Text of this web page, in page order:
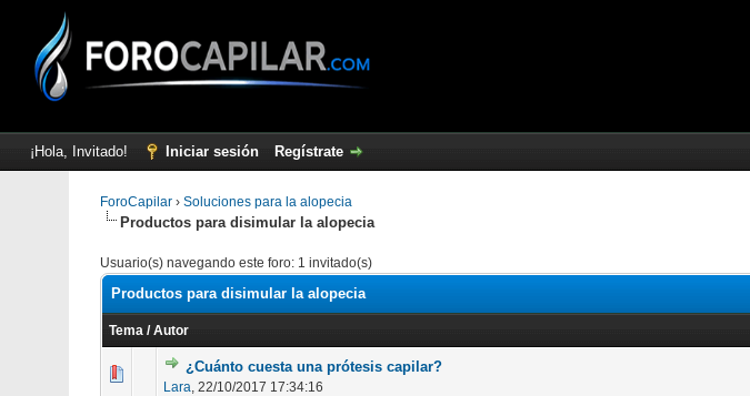
¡Hola, Invitado! Iniciar sesión Regístrate
ForoCapilar › Soluciones para la alopecia
Productos para disimular la alopecia
Productos para disimular la alopecia
Usuario(s) navegando este foro: 1 invitado(s)
Productos para disimular la alopecia
Tema /Autor
¿Cuánto cuesta una prótesis capilar?
Lara, 22/10/2017 17:34:16